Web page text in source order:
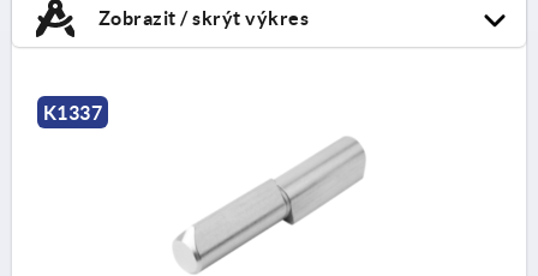
Zobrazit / skrýt výkres
K1337